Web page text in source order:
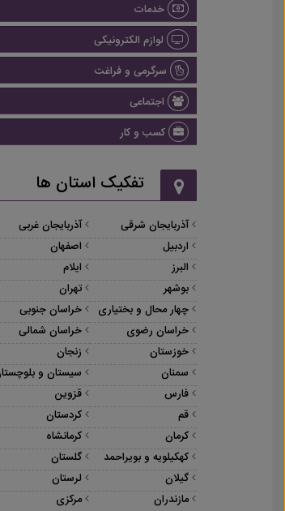
خدمات
لوازم الکترونیکی
سرگرمی و فراغت
اجتماعی
کسب و کار
تفکیک استان ها
آذربایجان شرقی
آذربایجان غربی
اردبیل
اصفهان
البرز
ایلام
بوشهر
تهران
چهار محال و بختیاری
خراسان جنوبی
خراسان رضوی
خراسان شمالی
خوزستان
زنجان
سمنان
سیستان و
فارس
قزوین
قم
کردستان
کرمان
کرمانشاه
کهکیلویه و بویراحمد
گلستان
گیلان
لرستان
مازندران
مرکزی